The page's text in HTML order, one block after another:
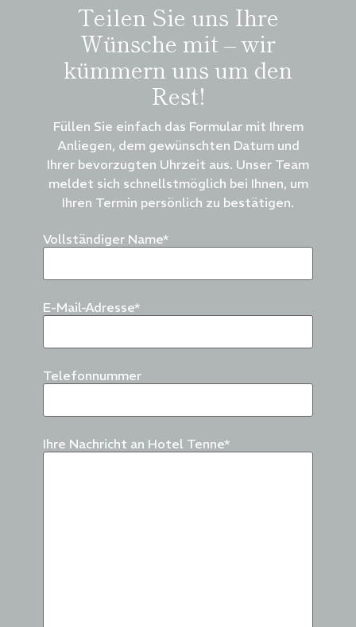
Teilen Sie uns Ihre
Wünsche mit – wir
kümmern uns um den
Rest!​
Füllen Sie einfach das Formular mit Ihrem
Anliegen, dem gewünschten Datum und
Ihrer bevorzugten Uhrzeit aus. Unser Team
meldet sich schnellstmöglich bei Ihnen, um
Ihren Termin persönlich zu bestätigen.
Vollständiger Name*
E-Mail-Adresse*
Telefonnummer
Ihre Nachricht an Hotel Tenne*